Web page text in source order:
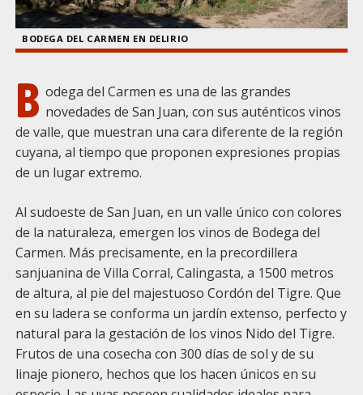
BODEGA DEL CARMEN EN DELIRIO
B odega del Carmen es una de las grandes
novedades de San Juan, con sus auténticos vinos
de valle, que muestran una cara diferente de la región
cuyana, al tiempo que proponen expresiones propias
de un lugar extremo.
Al sudoeste de San Juan, en un valle único con colores
de la naturaleza, emergen los vinos de Bodega del
Carmen. Más precisamente, en la precordillera
sanjuanina de Villa Corral, Calingasta, a 1500 metros
de altura, al pie del majestuoso Cordón del Tigre. Que
en su ladera se conforma un jardín extenso, perfecto y
natural para la gestación de los vinos Nido del Tigre.
Frutos de una cosecha con 300 días de sol y de su
linaje pionero, hechos que los hacen únicos en su